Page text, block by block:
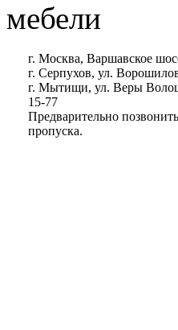
мебели
г. Москва, Варшавское
г. Серпухов, ул.
г. Мытищи, ул. Веры
15-77
Предварительно позвонить
пропуска.